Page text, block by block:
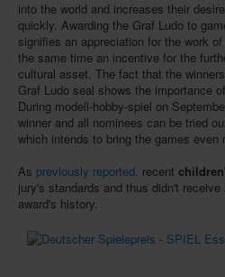
into the world and increases their
quickly. Awarding the Graf Ludo to
signifies an appreciation for the work
the same time an incentive for the
cultural asset. The fact that the
Graf Ludo seal shows the importance
During modell-hobby-spiel on
winner and all nominees can be tried
which intends to bring the games
As previously reported, recent
jury's standards and thus didn't
award's history.